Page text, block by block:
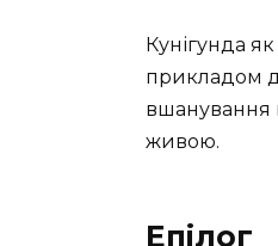
Кунігунда
прикладом
вшанування
живою.
Епілог